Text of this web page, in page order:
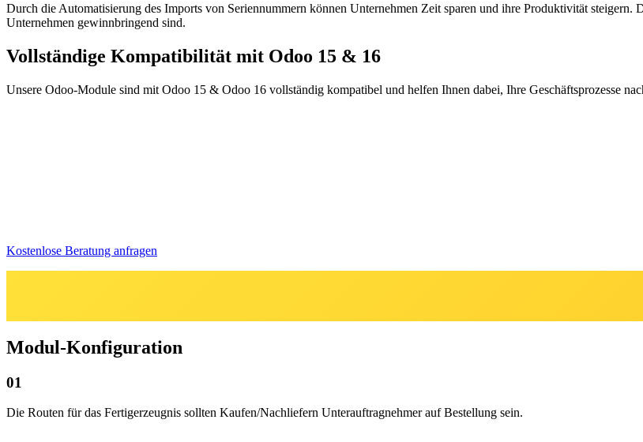
Durch die Automatisierung des Imports von Seriennummern können Unternehmen Zeit sparen und ihre Produktivität
Unternehmen gewinnbringend sind.
Vollständige Kompatibilität mit Odoo 15 & 16
Unsere Odoo-Module sind mit Odoo 15 & Odoo 16 vollständig kompatibel und helfen Ihnen dabei, Ihre Geschäftsprozesse
Kostenlose Beratung anfragen
Modul-Konfiguration
0​1
Die Routen für das Fertigerzeugnis sollten Kaufen/Nachliefern Unterauftragnehmer auf Bestellung sein.